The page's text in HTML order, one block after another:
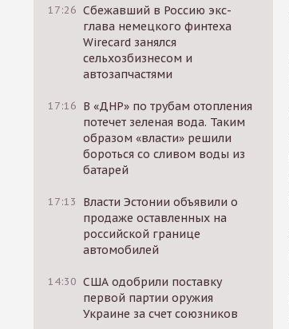
17:26 Сбежавший в Россию экс-
глава немецкого финтеха
Wirecard занялся
сельхозбизнесом и
автозапчастями
17:16 В «ДНР» по трубам отопления
потечет зеленая вода. Таким
образом «власти» решили
бороться со сливом воды из
батарей
17:13
Власти Эстонии объявили о
продаже оставленных на
российской границе
автомобилей
14:30 США одобрили поставку
первой партии оружия
Украине за счет союзников